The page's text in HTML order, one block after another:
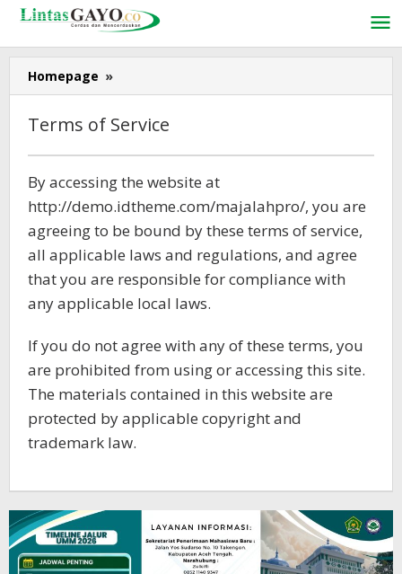
Lewati
konten
Homepage »
of
Terms of Service
8
September
2017
oleh
Ismid
Ridha
By accessing the website at
http://demo.idtheme.com/majalahpro/, you are
agreeing to be bound by these terms of service,
all applicable laws and regulations, and agree
that you are responsible for compliance with
any applicable local laws.
If you do not agree with any of these terms, you
are prohibited from using or accessing this site.
The materials contained in this website are
protected by applicable copyright and
trademark law.